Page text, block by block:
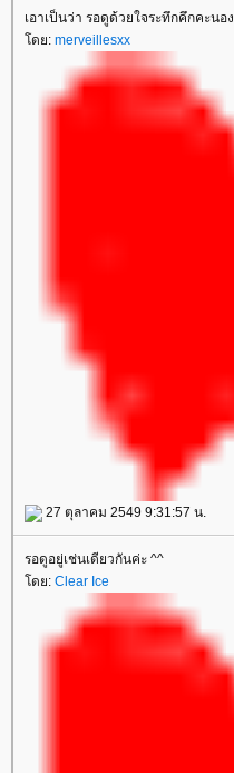
เอาเป็นว่า รอดูด้วยใจระทึกคึกคะนอง
ดย: merveillesxx
27 ตุลาคม 2549 9:31:57 น.
รอดูอยู่เช่นเดียวกันค่ะ ^^
ดย: Clear Ice